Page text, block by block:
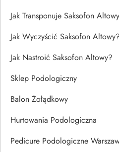
Jak Transponuje Saksofon
Jak Wyczyścić Saksofon Altowy?
Jak Nastroić Saksofon Altowy?
Sklep Podologiczny
Balon Żołądkowy
Hurtowania Podologiczna
Pedicure Podologiczne